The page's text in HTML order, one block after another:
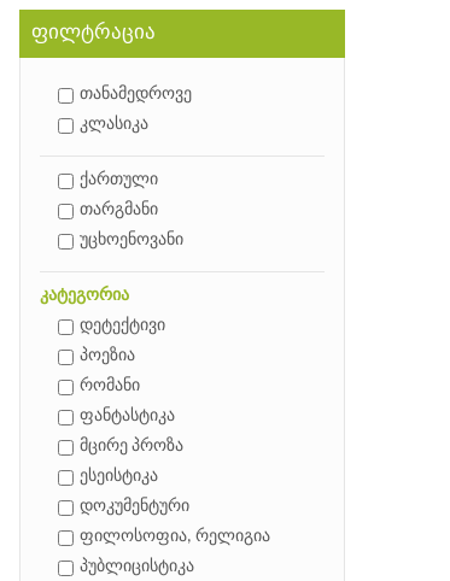
ფილტრაცია
თანამედროვე
კლასიკა
ქართული
თარგმანი
უცხოენოვანი
კატეგორია
დეტექტივი
პოეზია
რომანი
ფანტასტიკა
მცირე პროზა
ესეისტიკა
დოკუმენტური
ფილოსოფია, რელიგია
პუბლიცისტიკა